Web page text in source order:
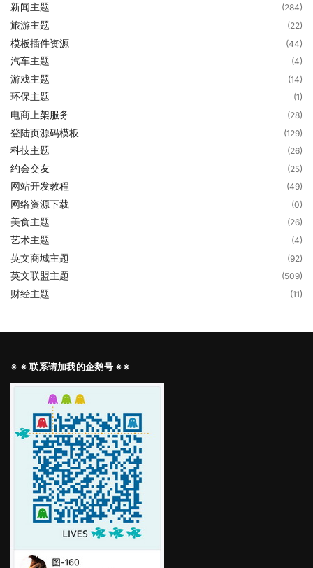
新闻主题 (284)
旅游主题 (22)
模板插件资源 (44)
汽车主题 (4)
游戏主题 (14)
环保主题 (1)
电商上架服务 (28)
登陆页源码模板 (129)
科技主题 (26)
约会交友 (25)
网站开发教程 (49)
网络资源下载 (0)
美食主题 (26)
艺术主题 (4)
英文商城主题 (92)
英文联盟主题 (509)
财经主题 (11)
※ ※ 联系请加我的企鹅号 ※※